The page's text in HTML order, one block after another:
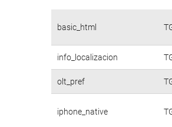
basic_html
info_localizacion
olt_pref
iphone_native